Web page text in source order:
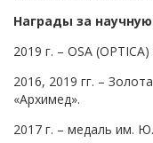
Награды за
2019 г. – OSA
2016, 2019 гг. –
«Архимед».
2017 г. – медаль им.